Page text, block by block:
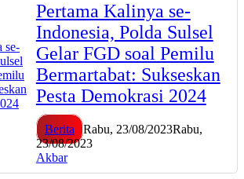
Pertama Kalinya se-
Indonesia, Polda Sulsel
Gelar FGD soal Pemilu
Bermartabat: Sukseskan
Pesta Demokrasi 2024
Berita Rabu, 23/08/2023Rabu,
23/08/2023
Akbar